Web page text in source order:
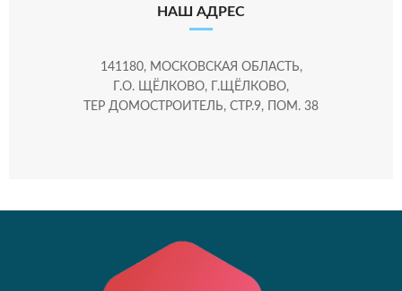
НАШ АДРЕС
141180, МОСКОВСКАЯ ОБЛАСТЬ,
Г.О. ЩЁЛКОВО, Г.ЩЁЛКОВО,
ТЕР ДОМОСТРОИТЕЛЬ, СТР.9, ПОМ. 38